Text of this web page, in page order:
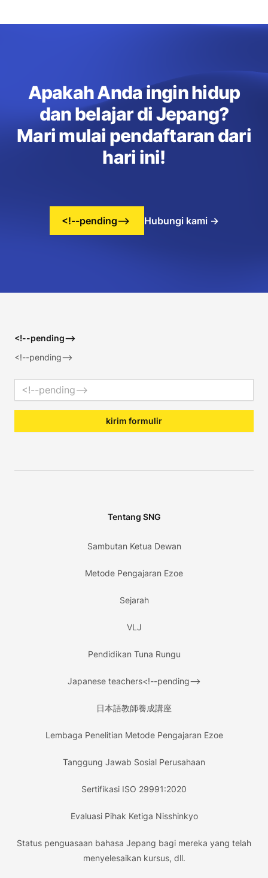
Apakah Anda ingin hidup
dan belajar di Jepang?
Mari mulai pendaftaran dari
hari ini!
<!--pending--> Hubungi kami →
<!--pending-->
<!--pending-->
Email address
kirim formulir
Tentang SNG
Sambutan Ketua Dewan
Metode Pengajaran Ezoe
Sejarah
VLJ
Pendidikan Tuna Rungu
Japanese teachers<!--pending-->
日本語教師養成講座
Lembaga Penelitian Metode Pengajaran Ezoe
Tanggung Jawab Sosial Perusahaan
Sertifikasi ISO 29991:2020
Evaluasi Pihak Ketiga Nisshinkyo
Status penguasaan bahasa Jepang bagi mereka yang telah
menyelesaikan kursus, dll.